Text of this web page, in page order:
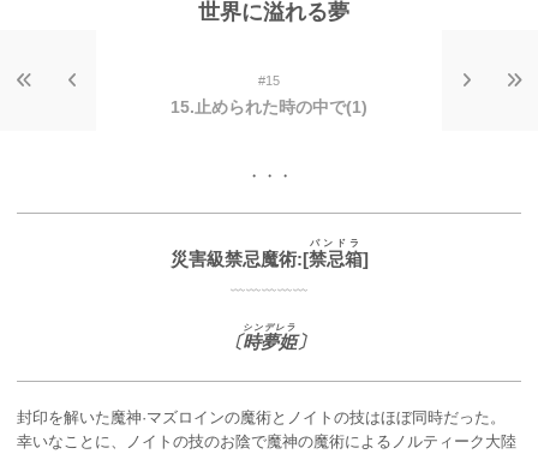
世界に溢れる夢
#15
15.止められた時の中で(1)
・・・
災害級禁忌魔術:[禁忌箱
パンドラ
]
﹏﹏﹏﹏﹏
〔時夢姫
シンデレラ
〕
封印を解いた魔神·マズロインの魔術とノイトの技はほぼ同時だった。
幸いなことに、ノイトの技のお陰で魔神の魔術によるノルティーク大陸